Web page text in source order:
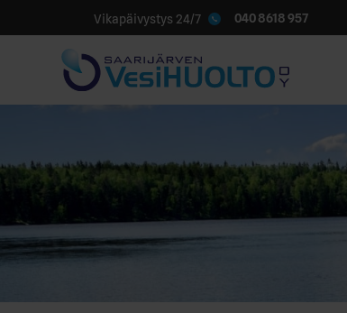
Vikapäivystys 24/7 040 8618 957